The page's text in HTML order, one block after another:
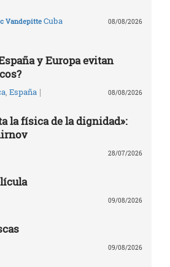
VandepitteCuba 08/08/2026
y Europa evitan
España | 08/08/2026
la física de la dignidad»:
28/07/2026
09/08/2026
09/08/2026